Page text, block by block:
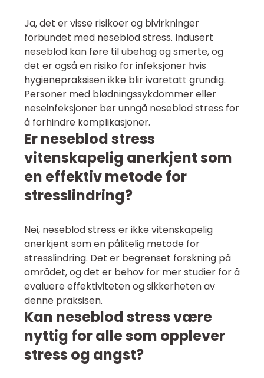
Ja, det er visse risikoer og bivirkninger
forbundet med neseblod stress. Indusert
neseblod kan føre til ubehag og smerte, og
det er også en risiko for infeksjoner hvis
hygienepraksisen ikke blir ivaretatt grundig.
Personer med blødningssykdommer eller
neseinfeksjoner bør unngå neseblod stress for
å forhindre komplikasjoner.
Er neseblod stress
vitenskapelig anerkjent som
en effektiv metode for
stresslindring?
Nei, neseblod stress er ikke vitenskapelig
anerkjent som en pålitelig metode for
stresslindring. Det er begrenset forskning på
området, og det er behov for mer studier for å
evaluere effektiviteten og sikkerheten av
denne praksisen.
Kan neseblod stress være
nyttig for alle som opplever
stress og angst?